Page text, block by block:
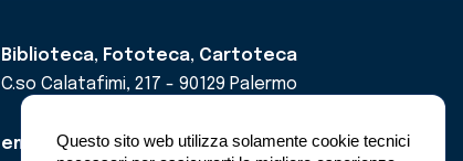
Questo sito web utilizza solamente cookie tecnici
Biblioteca, Fototeca, Cartoteca
C.so Calatafimi, 217 - 90129 Palermo
email
cricd@regione.sicilia.it